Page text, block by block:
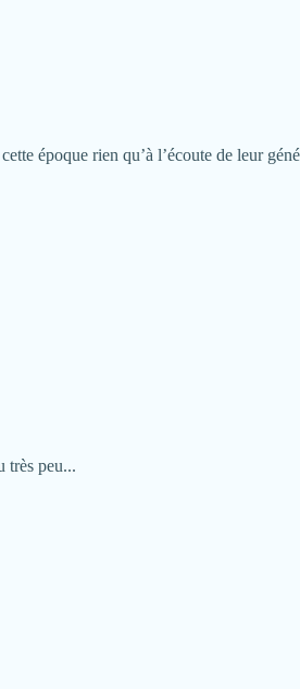
époque rien qu’à l’écoute de leur
très peu...